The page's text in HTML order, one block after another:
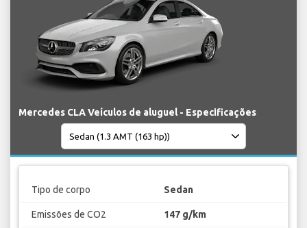
Mercedes CLA Veículos de aluguel - Especificações
Tipo de corpo Sedan
Emissões de CO2 147 g/km